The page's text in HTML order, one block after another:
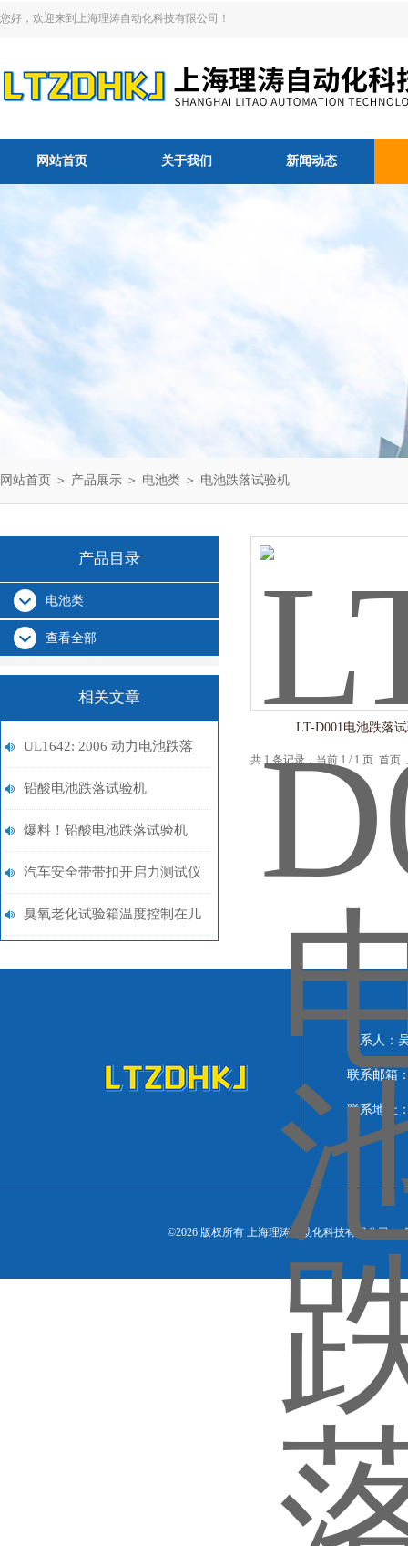
您好，欢迎来到上海理涛自动化科技有限公司！
网站首页 关于我们 新闻动态
网站首页 ＞ 产品展示 ＞ 电池类 ＞ 电池跌落试验机
产品目录
电池类
查看全部
相关文章
UL1642: 2006 动力电池跌落
试验机 新外观设计 实验要求
铅酸电池跌落试验机
SN/T1414.3-2004 产品使用范
围
爆料！铅酸电池跌落试验机
不涨价 还升级 你才知道！上
海理涛！
汽车安全带带扣开启力测试仪
性能稳定 上海理涛自动化科
臭氧老化试验箱温度控制在几
LT-D001电池跌落
共 1 条记录，当前 1 / 1 页 首
联系人：
联系邮箱
联系地址
©2026 版权所有 上海理涛自动化科技有限公司